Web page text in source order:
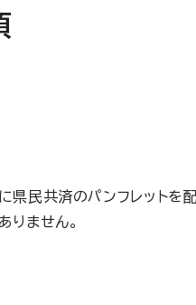
県民共済のパンフレットを
りません。